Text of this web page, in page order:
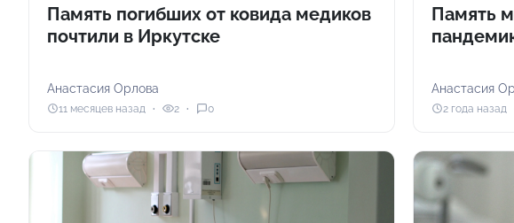
Память погибших от ковида медиков
почтили в Иркутске
Анастасия Орлова
11 месяцев назад 2 0
Память
Анастасия
2 года назад